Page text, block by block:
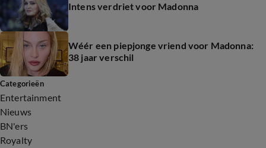
Intens verdriet voor Madonna
Wéér een piepjonge vriend voor Madonna:
38 jaar verschil
Categorieën
Entertainment
Nieuws
BN'ers
Royalty